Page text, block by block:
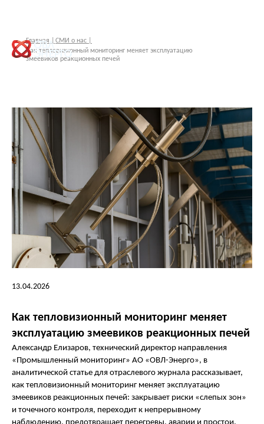
Главная | СМИ о нас |
Как тепловизионный мониторинг меняет эксплуатацию
змеевиков реакционных печей
13.04.2026
Как тепловизионный мониторинг меняет
эксплуатацию змеевиков реакционных печей
Александр Елизаров, технический директор направления
«Промышленный мониторинг» АО «ОВЛ-Энерго», в
аналитической статье для отраслевого журнала рассказывает,
как тепловизионный мониторинг меняет эксплуатацию
змеевиков реакционных печей: закрывает риски «слепых зон»
и точечного контроля, переходит к непрерывному